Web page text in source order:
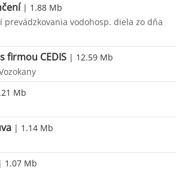
| 1.88 Mb
prevádzkovania vodohosp. diela zo dňa
firmou CEDIS | 12.59 Mb
Mb
| 1.14 Mb
| 1.07 Mb